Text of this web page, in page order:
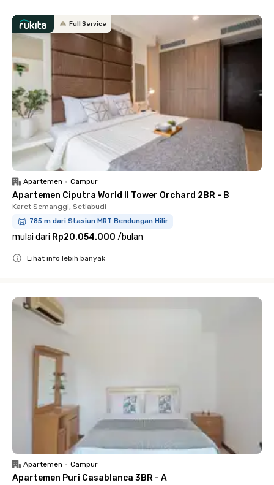
Full Service
Apartemen • Campur
Apartemen Ciputra World II Tower Orchard 2BR - B
Karet Semanggi, Setiabudi
785 m dari Stasiun MRT Bendungan Hilir
mulai dari Rp20.054.000 /bulan
Lihat info lebih banyak
Apartemen • Campur
Apartemen Puri Casablanca 3BR - A